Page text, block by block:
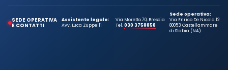
SEDE OPERATIVA
E CONTATTI
Assistente legale:
Avv. Luca Zuppelli
Via Moretto 70, Brescia
Tel.030 3758858
Sede operativa:
Via Enrico De Nicola 12
80053 Castellammare
di Stabia (NA)